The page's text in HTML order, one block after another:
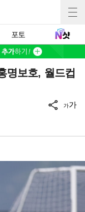
포토
명보호, 월드컵
가가